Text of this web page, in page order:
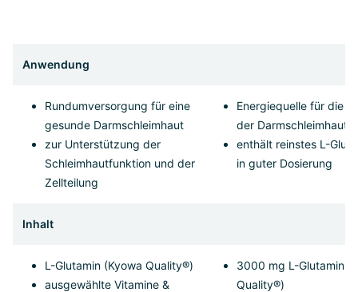
Anwendung
Rundumversorgung für eine
gesunde Darmschleimhaut
zur Unterstützung der
Schleimhautfunktion und der
Zellteilung
Energiequelle für die
der Darmschleimhaut
enthält reinstes L-
in guter Dosierung
Inhalt
L-Glutamin (Kyowa Quality®)
ausgewählte Vitamine &
3000 mg L-Glutamin
Quality®)